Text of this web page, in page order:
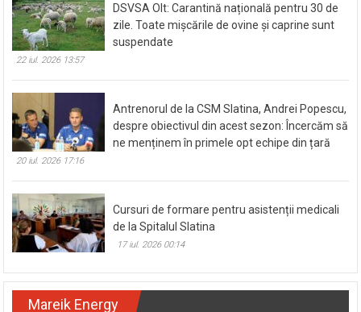
DSVSA Olt: Carantină națională pentru 30 de
zile. Toate mișcările de ovine și caprine sunt
suspendate
22 iul. 2026 13:57
Antrenorul de la CSM Slatina, Andrei Popescu,
despre obiectivul din acest sezon: Încercăm să
ne menținem în primele opt echipe din țară
20 iul. 2026 17:16
Cursuri de formare pentru asistenții medicali
de la Spitalul Slatina
17 iul. 2026 00:14
Mareik Energy